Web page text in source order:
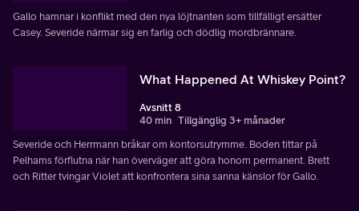
Gallo hamnar i konflikt med den nya löjtnanten som tillfälligt ersätter
Casey. Severide närmar sig en farlig och dödlig mordbrännare.
What Happened At Whiskey Point?
Avsnitt 8
40 min Tillgänglig 3+ månader
Severide och Herrmann bråkar om kontorsutrymme. Boden tittar på
Pelhams förflutna när han överväger att göra honom permanent. Brett
och Ritter tvingar Violet att konfrontera sina sanna känslor för Gallo.